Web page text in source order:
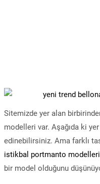
Sitemizde yer alan
modelleri var. Aşağıda ki
edinebilirsiniz. Ama farklı
istikbal portmanto modelleri
bir model olduğunu